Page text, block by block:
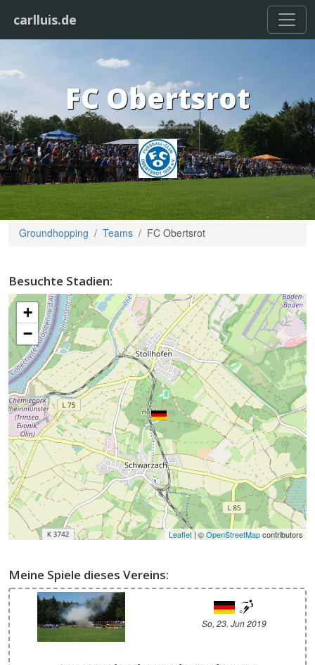
carlluis.de
FC Obertsrot
Groundhopping Teams FC Obertsrot
Besuchte Stadien:
+
−
Leaflet| ©OpenStreetMapcontributors
Meine Spiele dieses Vereins:
So, 23. Jun 2019